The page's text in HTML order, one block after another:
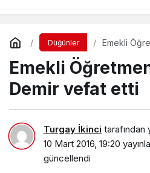
Düğünler
Emekli
Emekli
Demir vefat etti
Turgay İkinci tarafından
10 Mart 2016, 19:20
güncellendi